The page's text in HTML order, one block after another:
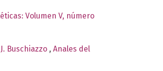
Volumen V, número
Buschiazzo , Anales del